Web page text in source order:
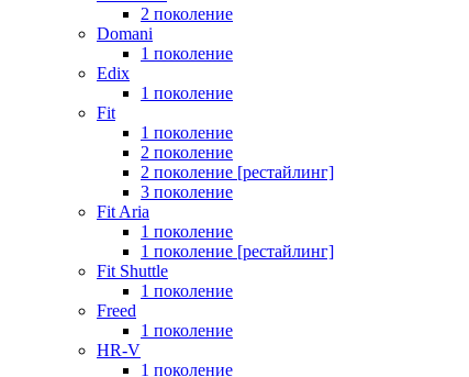
2 поколение
Domani
1 поколение
Edix
1 поколение
Fit
1 поколение
2 поколение
2 поколение [рестайлинг]
3 поколение
Fit Aria
1 поколение
1 поколение [рестайлинг]
Fit Shuttle
1 поколение
Freed
1 поколение
HR-V
1 поколение